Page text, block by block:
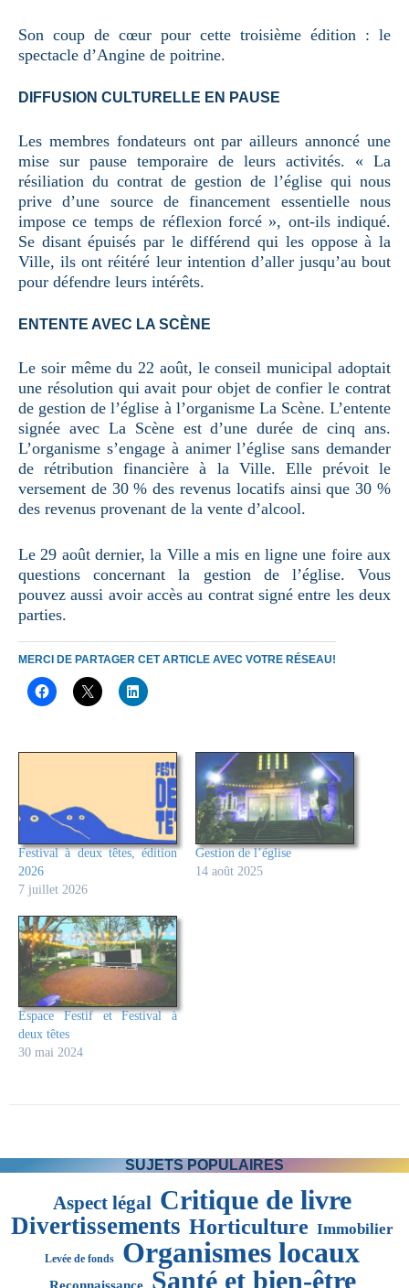
Son coup de cœur pour cette troisième édition : le
spectacle d’Angine de poitrine.
DIFFUSION CULTURELLE EN PAUSE
Les membres fondateurs ont par ailleurs annoncé une
mise sur pause temporaire de leurs activités. « La
résiliation du contrat de gestion de l’église qui nous
prive d’une source de financement essentielle nous
impose ce temps de réflexion forcé », ont-ils indiqué.
Se disant épuisés par le différend qui les oppose à la
Ville, ils ont réitéré leur intention d’aller jusqu’au bout
pour défendre leurs intérêts.
ENTENTE AVEC LA SCÈNE
Le soir même du 22 août, le conseil municipal adoptait
une résolution qui avait pour objet de confier le contrat
de gestion de l’église à l’organisme La Scène. L’entente
signée avec La Scène est d’une durée de cinq ans.
L’organisme s’engage à animer l’église sans demander
de rétribution financière à la Ville. Elle prévoit le
versement de 30 % des revenus locatifs ainsi que 30 %
des revenus provenant de la vente d’alcool.
Le 29 août dernier, la Ville a mis en ligne une foire aux
questions concernant la gestion de l’église. Vous
pouvez aussi avoir accès au contrat signé entre les deux
parties.
MERCI DE PARTAGER CET ARTICLE AVEC VOTRE RÉSEAU!
Festival à deux têtes, édition
2026
7 juillet 2026
Gestion de l’église
14 août 2025
Espace Festif et Festival à
deux têtes
30 mai 2024
SUJETS POPULAIRES
Aspect légal Critique de livre
Divertissements Horticulture Immobilier
Levée de fonds Organismes locaux
Reconnaissance Santé et bien-être